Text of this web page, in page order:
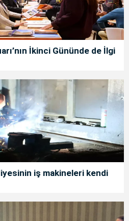
İkinci Gününde de İlgi
iş makineleri kendi